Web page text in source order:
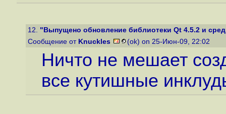
12. "Выпущено обновление библиотеки Qt 4.5.2 и
Сообщение от Knuckles (ok) on 25-Июн-09, 22:02
Ничто не мешает
все кутишные